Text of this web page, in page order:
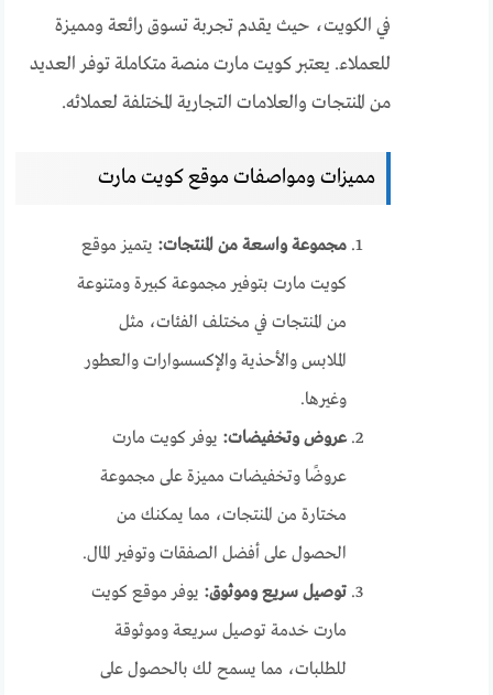
في الكويت، حيث يقدم تجربة تسوق رائعة ومميزة
للعملاء. يعتبر كويت مارت منصة متكاملة توفر العديد
من المنتجات والعلامات التجارية المختلفة لعملائه.
مميزات ومواصفات موقع كويت مارت
مجموعة واسعة من المنتجات: يتميز موقع
كويت مارت بتوفير مجموعة كبيرة ومتنوعة
من المنتجات في مختلف الفئات، مثل
الملابس والأحذية والإكسسوارات والعطور
وغيرها.
عروض وتخفيضات: يوفر كويت مارت
عروضًا وتخفيضات مميزة على مجموعة
مختارة من المنتجات، مما يمكنك من
الحصول على أفضل الصفقات وتوفير المال.
توصيل سريع وموثوق: يوفر موقع كويت
مارت خدمة توصيل سريعة وموثوقة
للطلبات، مما يسمح لك بالحصول على